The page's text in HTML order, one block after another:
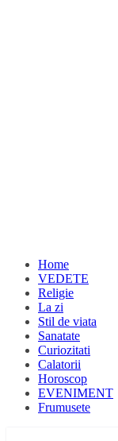
Home
VEDETE
Religie
La zi
Stil de viata
Sanatate
Curiozitati
Calatorii
Horoscop
EVENIMENT
Frumusete